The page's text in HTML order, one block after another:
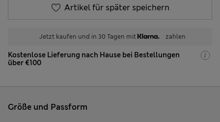
Artikel für später speichern
Jetzt kaufen und in 30 Tagen mit zahlen
Kostenlose Lieferung nach Hause bei Bestellungen
über €100
Größe und Passform